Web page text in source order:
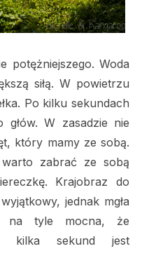
potężniejszego. Woda
siłą. W powietrzu
Po kilku sekundach
W zasadzie nie
który mamy ze sobą.
zabrać ze sobą
Krajobraz do
jednak mgła
na tyle mocna, że
kilka sekund jest